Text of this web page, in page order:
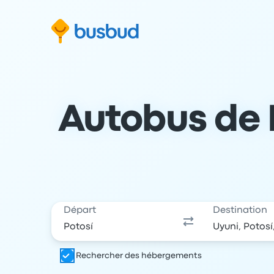
Autobus de
Départ Destination
Rechercher des hébergements